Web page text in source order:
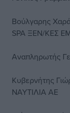
Βούλγαρης
SPA ΞΕΝ/ΚΕΣ
Αναπληρωτής
Κυβερνήτης
ΝΑΥΤΙΛΙΑ ΑΕ